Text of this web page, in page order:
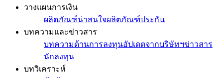
วางแผนการเงิน
ผลิตภัณฑ์น่าสนใจผลิตภัณฑ์ประกัน
บทความและข่าวสาร
บทความด้านการลงทุนอัปเดตจากบริษัทฯข่าวสาร
นักลงทุน
บทวิเคราะห์